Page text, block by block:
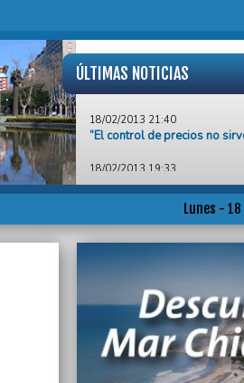
ÚLTIMAS NOTICIAS
18/02/2013 21:40
“El control de precios no sirve”
18/02/2013 19:33
Positiva reunión del
Scioli admitió demoras en
municipios
Reunión por inconvenientes
de licencias de conducir
18/02/2013 11:33
El regreso de Chavez
Lunes -